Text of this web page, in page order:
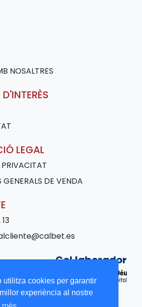
utilitza cookies per garantir
experiència al nostre
NOSALTRES
LEGAL
DE VENDA
Col·laborador